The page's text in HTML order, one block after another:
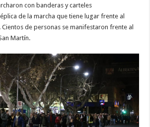
con banderas y carteles
de la marcha que tiene lugar frente al
de personas se manifestaron frente al
Martín.